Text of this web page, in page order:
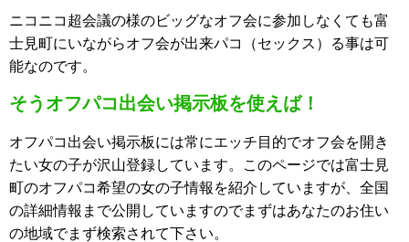
ニコニコ超会議の様のビッグなオフ会に参加しなくても富
士見町にいながらオフ会が出来パコ（セックス）る事は可
能なのです。
そうオフパコ出会い掲示板を使えば！
オフパコ出会い掲示板には常にエッチ目的でオフ会を開き
たい女の子が沢山登録しています。このページでは富士見
町のオフパコ希望の女の子情報を紹介していますが、全国
の詳細情報まで公開していますのでまずはあなたのお住い
の地域でまず検索されて下さい。